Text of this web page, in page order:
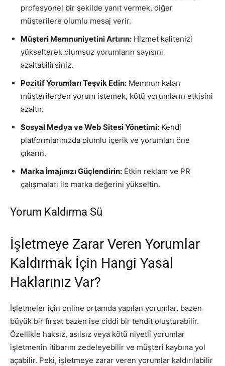
profesyonel bir şekilde yanıt vermek, diğer
müşterilere olumlu mesaj verir.
Müşteri Memnuniyetini Artırın: Hizmet kalitenizi
yükselterek olumsuz yorumların sayısını
azaltabilirsiniz.
Pozitif Yorumları Teşvik Edin: Memnun kalan
müşterilerden yorum istemek, kötü yorumların etkisini
azaltır.
Sosyal Medya ve Web Sitesi Yönetimi: Kendi
platformlarınızda olumlu içerik ve yorumları öne
çıkarın.
Marka İmajınızı Güçlendirin: Etkin reklam ve PR
çalışmaları ile marka değerini yükseltin.
Yorum Kaldırma Sü
İşletmeye Zarar Veren Yorumlar
Kaldırmak İçin Hangi Yasal
Haklarınız Var?
İşletmeler için online ortamda yapılan yorumlar, bazen
büyük bir fırsat bazen ise ciddi bir tehdit oluşturabilir.
Özellikle haksız, asılsız veya kötü niyetli yorumlar
işletmenin itibarını zedeleyebilir ve müşteri kaybına yol
açabilir. Peki, işletmeye zarar veren yorumlar kaldırılabilir